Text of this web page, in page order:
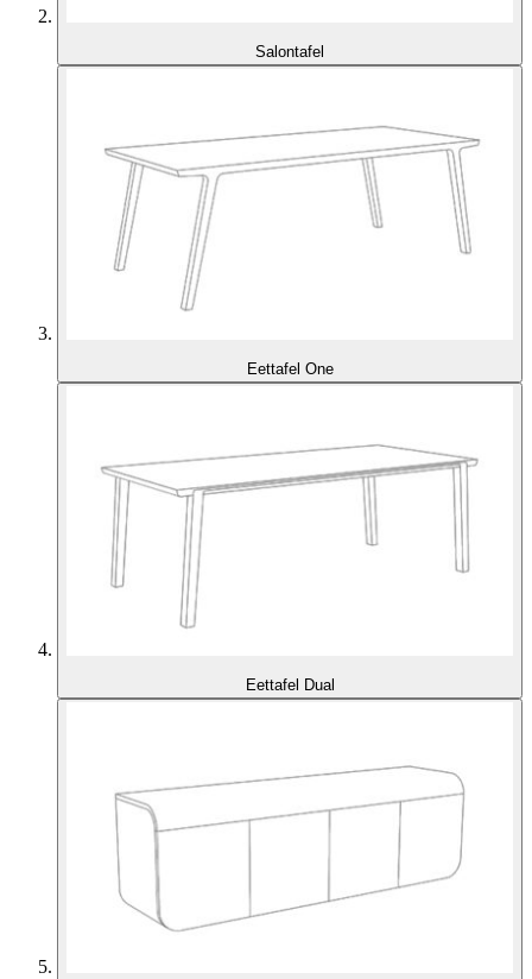
Salontafel
Eettafel One
Eettafel Dual